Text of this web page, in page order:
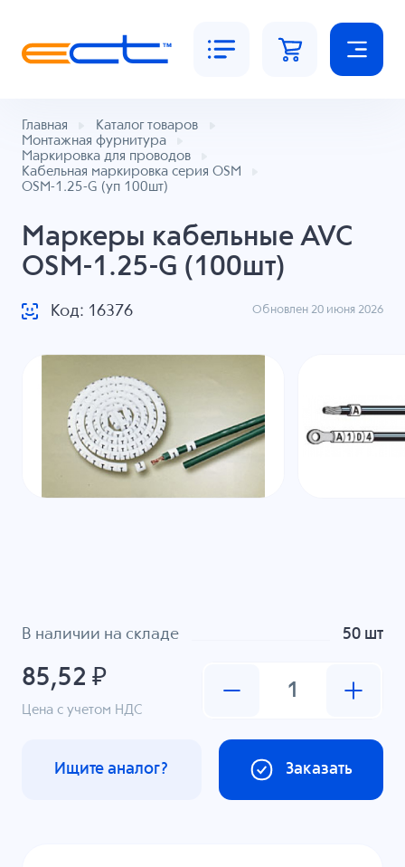
Главная
Каталог товаров
Монтажная фурнитура
Маркировка для проводов
Кабельная маркировка серия OSM
OSM-1.25-G (уп 100шт)
Маркеры кабельные AVC
OSM-1.25-G (100шт)
Код: 16376 Обновлен 20 июня 2026
В наличии на складе 50 шт
85,52 ₽
Цена с учетом НДС
Заказать
Ищите аналог?